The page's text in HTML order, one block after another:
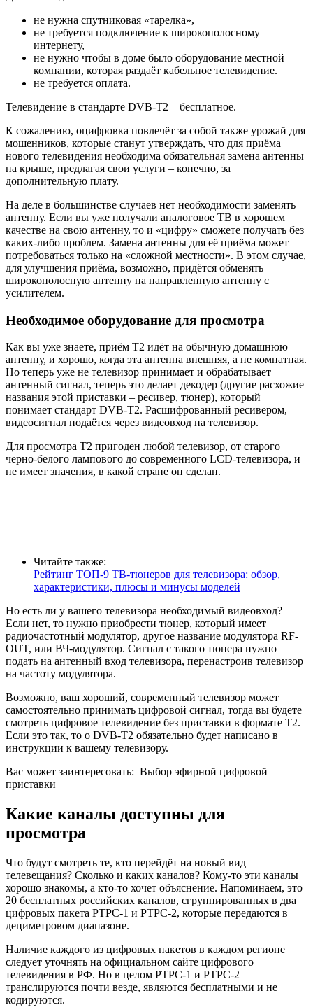
не нужна спутниковая «тарелка»,
не требуется подключение к широкополосному
интернету,
не нужно чтобы в доме было оборудование местной
компании, которая раздаёт кабельное телевидение.
не требуется оплата.
Телевидение в стандарте DVB-T2 – бесплатное.
К сожалению, оцифровка повлечёт за собой также урожай для
мошенников, которые станут утверждать, что для приёма
нового телевидения необходима обязательная замена антенны
на крыше, предлагая свои услуги – конечно, за
дополнительную плату.
На деле в большинстве случаев нет необходимости заменять
антенну. Если вы уже получали аналоговое ТВ в хорошем
качестве на свою антенну, то и «цифру» сможете получать без
каких-либо проблем. Замена антенны для её приёма может
потребоваться только на «сложной местности». В этом случае,
для улучшения приёма, возможно, придётся обменять
широкополосную антенну на направленную антенну с
усилителем.
Необходимое оборудование для просмотра
Как вы уже знаете, приём Т2 идёт на обычную домашнюю
антенну, и хорошо, когда эта антенна внешняя, а не комнатная.
Но теперь уже не телевизор принимает и обрабатывает
антенный сигнал, теперь это делает декодер (другие расхожие
названия этой приставки – ресивер, тюнер), который
понимает стандарт DVB-T2. Расшифрованный ресивером,
видеосигнал подаётся через видеовход на телевизор.
Для просмотра Т2 пригоден любой телевизор, от старого
черно-белого лампового до современного LCD-телевизора, и
не имеет значения, в какой стране он сделан.
Читайте также:
Рейтинг ТОП-9 ТВ-тюнеров для телевизора: обзор,
характеристики, плюсы и минусы моделей
Но есть ли у вашего телевизора необходимый видеовход?
Если нет, то нужно приобрести тюнер, который имеет
радиочастотный модулятор, другое название модулятора RF-
OUT, или ВЧ-модулятор. Сигнал с такого тюнера нужно
подать на антенный вход телевизора, перенастроив телевизор
на частоту модулятора.
Возможно, ваш хороший, современный телевизор может
самостоятельно принимать цифровой сигнал, тогда вы будете
смотреть цифровое телевидение без приставки в формате T2.
Если это так, то о DVB-T2 обязательно будет написано в
инструкции к вашему телевизору.
Вас может заинтересовать: Выбор эфирной цифровой
приставки
Какие каналы доступны для
просмотра
Что будут смотреть те, кто перейдёт на новый вид
телевещания? Сколько и каких каналов? Кому-то эти каналы
хорошо знакомы, а кто-то хочет объяснение. Напоминаем, это
20 бесплатных российских каналов, сгруппированных в два
цифровых пакета РТРС-1 и РТРС-2, которые передаются в
дециметровом диапазоне.
Наличие каждого из цифровых пакетов в каждом регионе
следует уточнять на официальном сайте цифрового
телевидения в РФ. Но в целом РТРС-1 и РТРС-2
транслируются почти везде, являются бесплатными и не
кодируются.